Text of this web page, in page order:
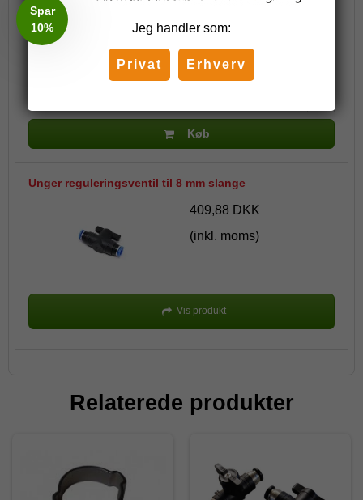
73,75 DKK
(inkl. moms)
Køb
Unger reguleringsventil til 8 mm slange
409,88 DKK
(inkl. moms)
Vis produkt
Relaterede produkter
Jeg handler som:
Privat Erhverv
Spar
10%